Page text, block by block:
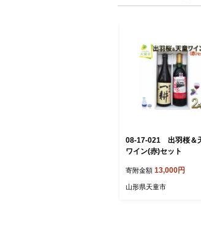
08-17-021 出羽桜＆
ワイン(赤)セット
寄附金額 13,000円
山形県天童市